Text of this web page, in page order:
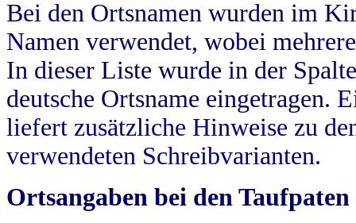
Bei den Ortsnamen wurden im
Namen verwendet, wobei
In dieser Liste wurde in der
deutsche Ortsname eingetragen.
liefert zusätzliche Hinweise zu
verwendeten Schreibvarianten.
Ortsangaben bei den Taufpaten